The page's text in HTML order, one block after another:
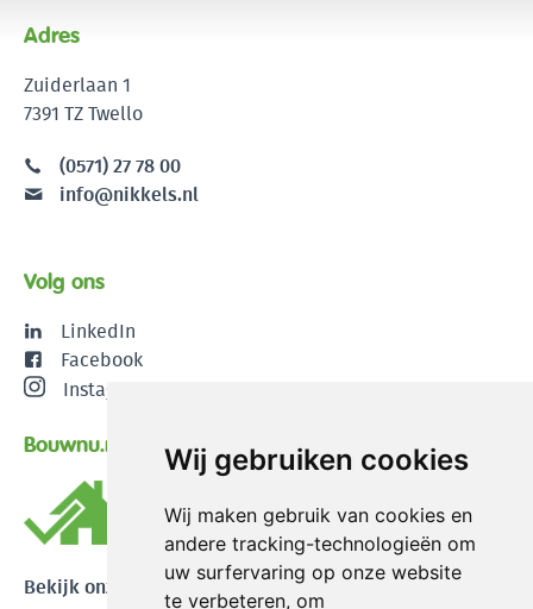
Wij gebruiken cookies
Wij maken gebruik van cookies en
andere tracking-technologieën om
uw surfervaring op onze website
te verbeteren, om
Adres
Zuiderlaan 1
7391 TZ Twello
(0571) 27 78 00
info@nikkels.nl
Volg ons
LinkedIn
Facebook
Instagram
Bouwnu.nl
Bekijk onze reviews